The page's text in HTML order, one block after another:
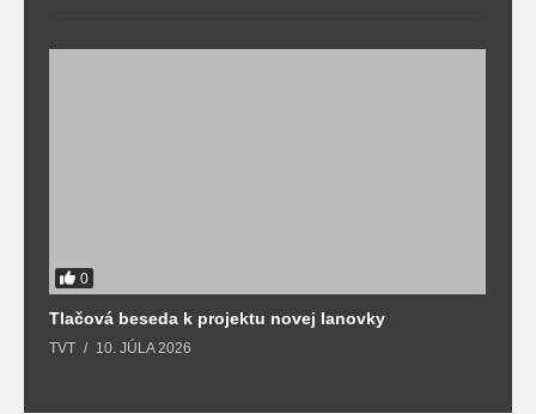
0
Tlačová beseda k projektu novej lanovky
TVT 10. JÚLA 2026